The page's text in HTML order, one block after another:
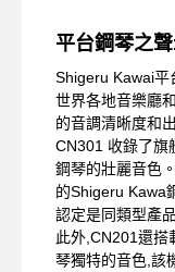
平台鋼琴之
Shigeru Kawai平
世界各地音樂廳
的音調清晰度和
CN301 收錄了旗
鋼琴的壯麗音色
的Shigeru Kawa
認定是同類型產
此外,CN201還搭
琴獨特的音色,該